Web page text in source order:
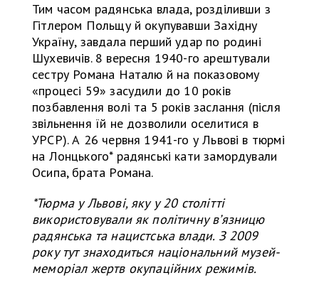
Тим часом радянська влада, розділивши з
Гітлером Польщу й окупувавши Західну
Україну, завдала перший удар по родині
Шухевичів. 8 вересня 1940-го арештували
сестру Романа Наталю й на показовому
«процесі 59» засудили до 10 років
позбавлення волі та 5 років заслання (після
звільнення їй не дозволили оселитися в
УРСР). А 26 червня 1941-го у Львові в тюрмі
на Лонцького* радянські кати замордували
Осипа, брата Романа.
*Тюрма у Львові, яку у 20 столітті
використовували як політичну вʼязницю
радянська та нацистська влади. З 2009
року тут знаходиться національний музей-
меморіал жертв окупаційних режимів.